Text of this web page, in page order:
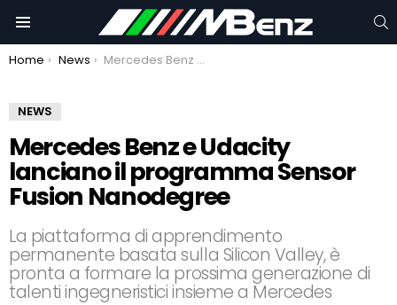
You are here:
Home News Mercedes Benz e Udacity lanciano il programma Sensor Fusion Nanodegree
NEWS
Mercedes Benz e Udacity
lanciano il programma Sensor
Fusion Nanodegree
La piattaforma di apprendimento
permanente basata sulla Silicon Valley, è
pronta a formare la prossima generazione di
talenti ingegneristici insieme a Mercedes